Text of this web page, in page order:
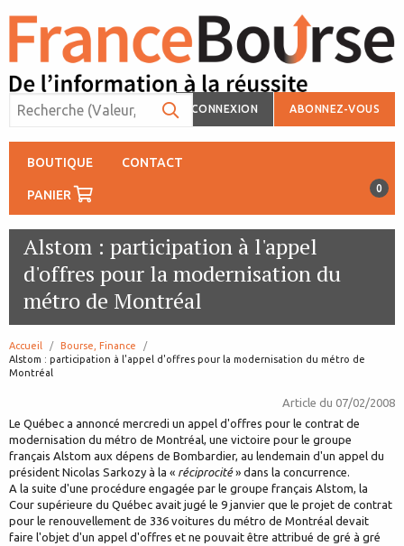
CONNEXION ABONNEZ-VOUS
BOUTIQUE CONTACT
PANIER 0
Alstom : participation à l'appel
d'offres pour la modernisation du
métro de Montréal
Accueil
Bourse, Finance
page:
Alstom : participation à l'appel d'offres pour la modernisation du métro de
Montréal
Article du 07/02/2008
Le Québec a annoncé mercredi un appel d'offres pour le contrat de
modernisation du métro de Montréal, une victoire pour le groupe
français Alstom aux dépens de Bombardier, au lendemain d'un appel du
président Nicolas Sarkozy à la « réciprocité» dans la concurrence.
A la suite d'une procédure engagée par le groupe français Alstom, la
Cour supérieure du Québec avait jugé le 9 janvier que le projet de contrat
pour le renouvellement de 336 voitures du métro de Montréal devait
faire l'objet d'un appel d'offres et ne pouvait être attribué de gré à gré